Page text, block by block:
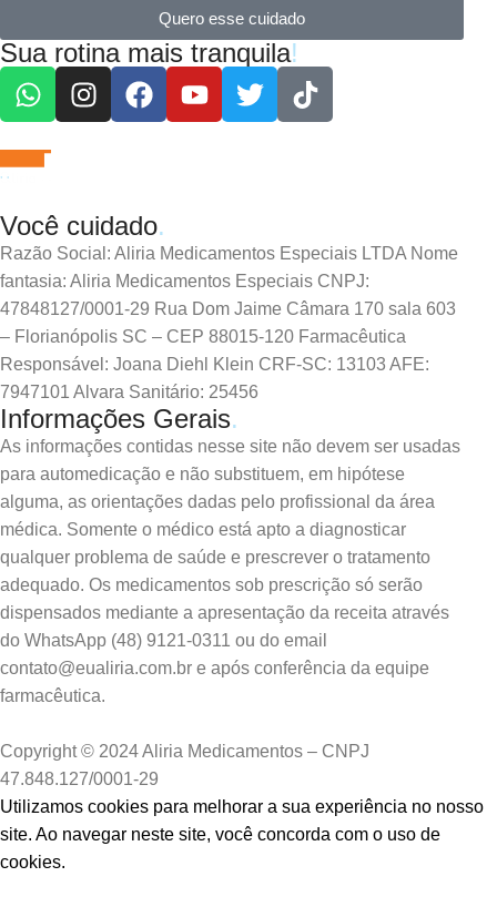
Quero esse cuidado
Sua rotina mais tranquila!
Você cuidado.
Razão Social: Aliria Medicamentos Especiais LTDA Nome
fantasia: Aliria Medicamentos Especiais CNPJ:
47848127/0001-29 Rua Dom Jaime Câmara 170 sala 603
– Florianópolis SC – CEP 88015-120 Farmacêutica
Responsável: Joana Diehl Klein CRF-SC: 13103 AFE:
7947101 Alvara Sanitário: 25456
Informações Gerais.
As informações contidas nesse site não devem ser usadas
para automedicação e não substituem, em hipótese
alguma, as orientações dadas pelo profissional da área
médica. Somente o médico está apto a diagnosticar
qualquer problema de saúde e prescrever o tratamento
adequado. Os medicamentos sob prescrição só serão
dispensados mediante a apresentação da receita através
do WhatsApp (48) 9121-0311 ou do email
contato@eualiria.com.br e após conferência da equipe
farmacêutica.
Copyright © 2024 Aliria Medicamentos – CNPJ
47.848.127/0001-29
Utilizamos cookies para melhorar a sua experiência no nosso
site. Ao navegar neste site, você concorda com o uso de
cookies.